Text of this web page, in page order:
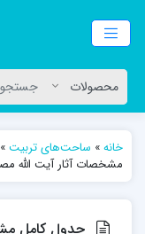
خانه» ساحت‌های تربیت»
مشخصات آثار آیت الله
جدول کامل